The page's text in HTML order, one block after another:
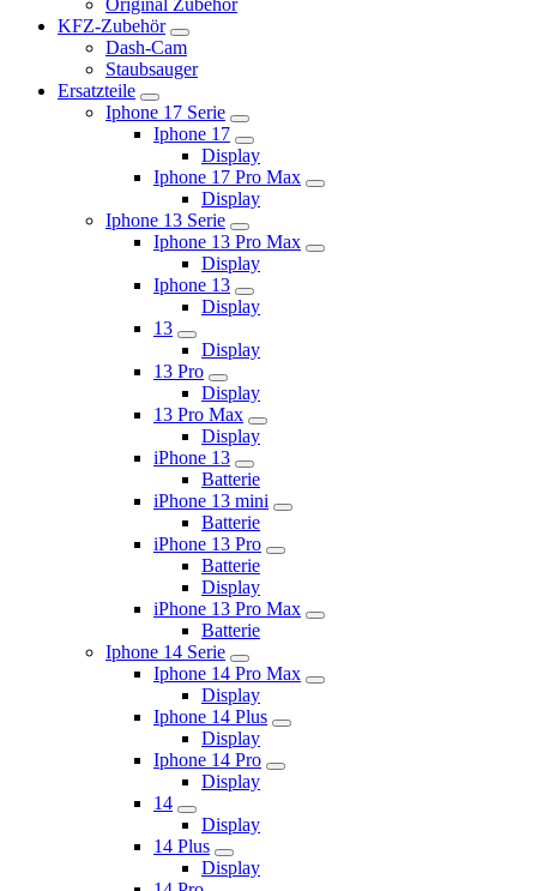
Original Zubehör
KFZ-Zubehör
Dash-Cam
Staubsauger
Ersatzteile
Iphone 17 Serie
Iphone 17
Display
Iphone 17 Pro Max
Display
Iphone 13 Serie
Iphone 13 Pro Max
Display
Iphone 13
Display
13
Display
13 Pro
Display
13 Pro Max
Display
iPhone 13
Batterie
iPhone 13 mini
Batterie
iPhone 13 Pro
Batterie
Display
iPhone 13 Pro Max
Batterie
Iphone 14 Serie
Iphone 14 Pro Max
Display
Iphone 14 Plus
Display
Iphone 14 Pro
Display
14
Display
14 Plus
Display